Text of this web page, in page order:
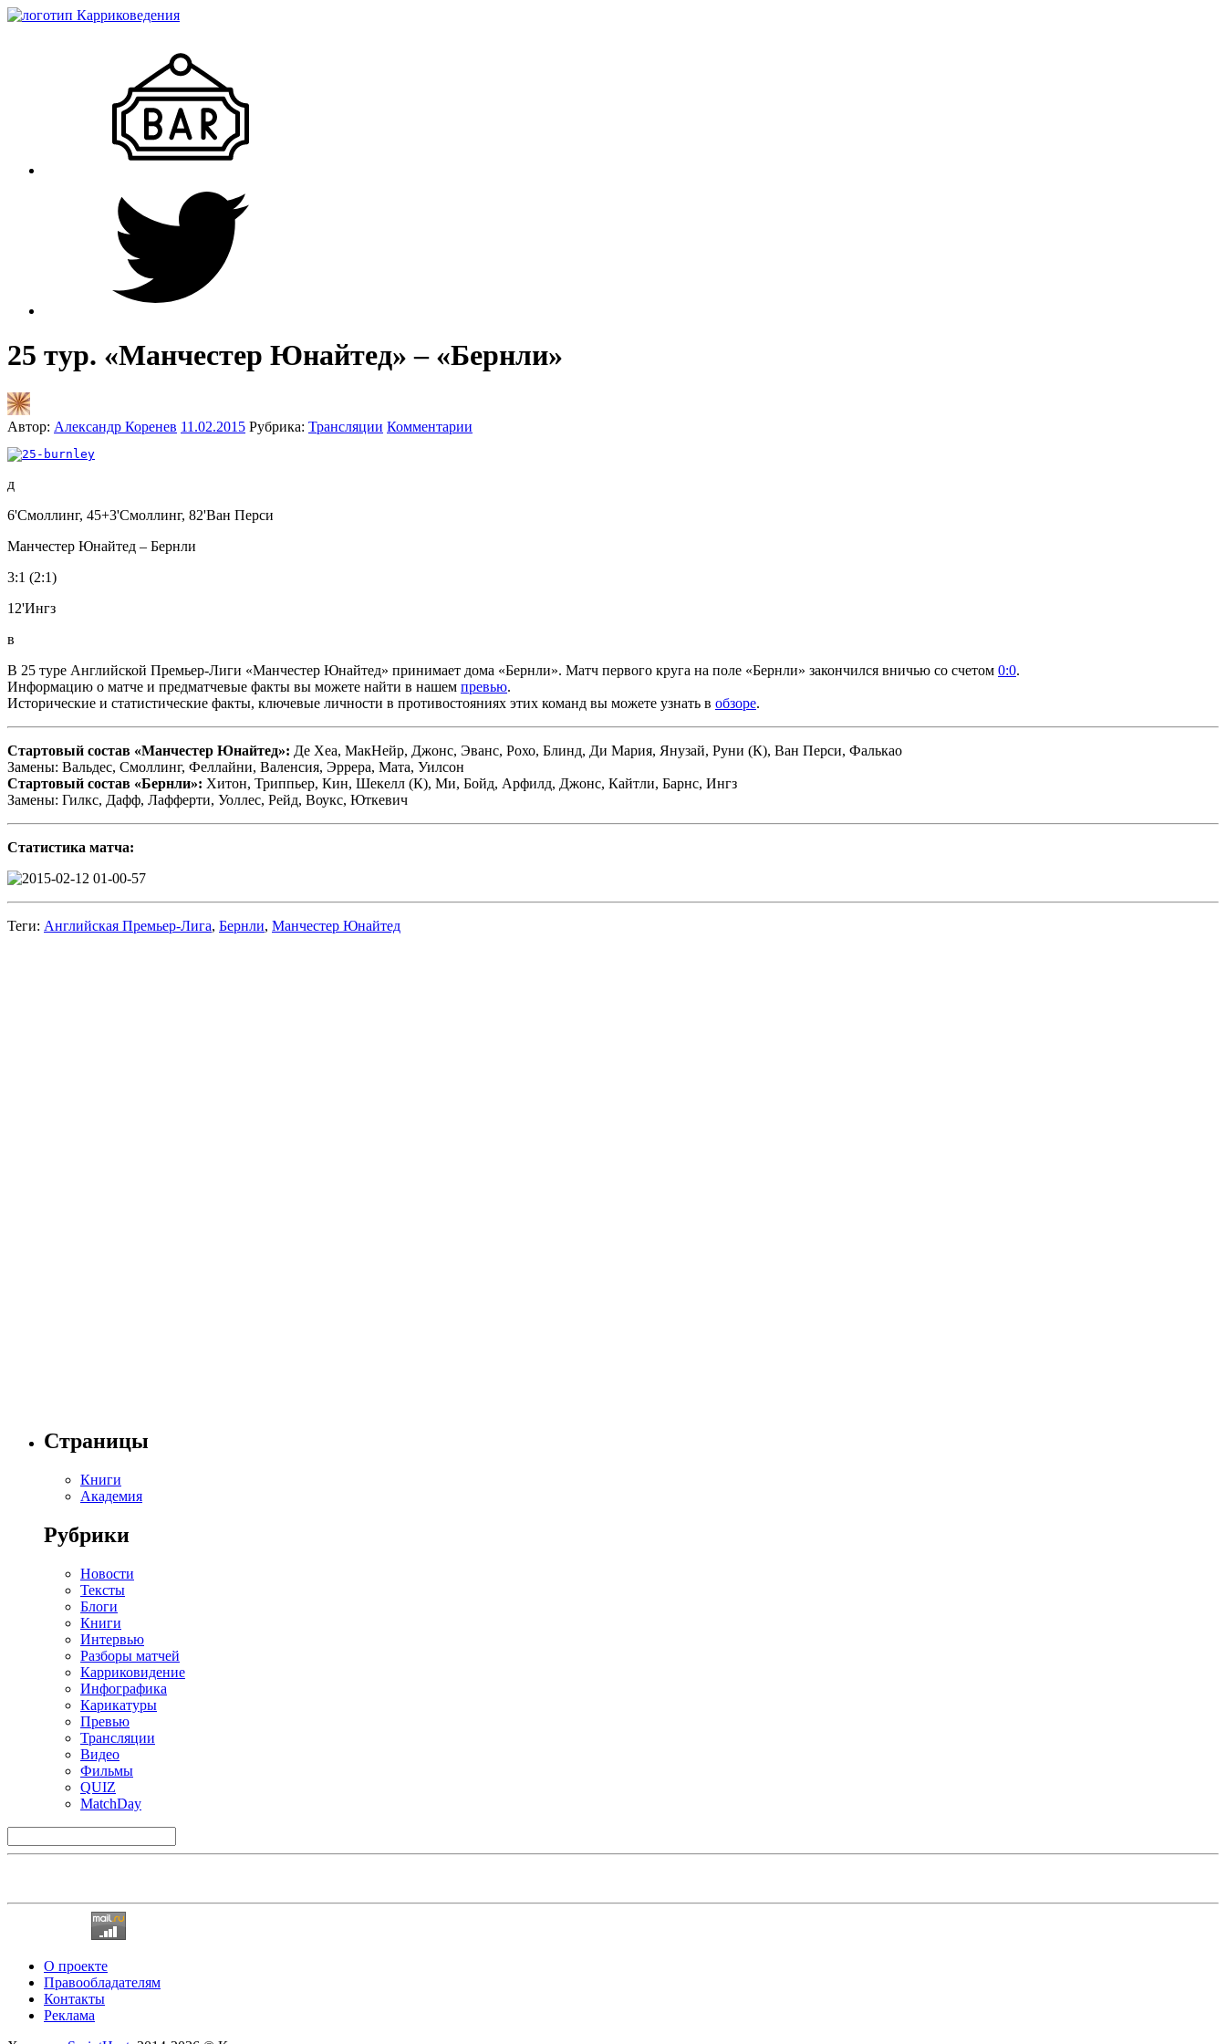
25 тур. «Манчестер Юнайтед» – «Бернли»
Автор: Александр Коренев 11.02.2015 Рубрика: Трансляции Комментарии
д
6'Смоллинг, 45+3'Смоллинг, 82'Ван Перси
Манчестер Юнайтед – Бернли
3:1 (2:1)
12'Ингз
в
В 25 туре Английской Премьер-Лиги «Манчестер Юнайтед» принимает дома «Бернли». Матч первого круга на поле «Бернли» закончился вничью со счетом 0:0.
Информацию о матче и предматчевые факты вы можете найти в нашем превью.
Исторические и статистические факты, ключевые личности в противостояниях этих команд вы можете узнать в обзоре.
Стартовый состав «Манчестер Юнайтед»: Де Хеа, МакНейр, Джонс, Эванс, Рохо, Блинд, Ди Мария, Янузай, Руни (К), Ван Перси, Фалькао
Замены: Вальдес, Смоллинг, Феллайни, Валенсия, Эррера, Мата, Уилсон
Стартовый состав «Бернли»: Хитон, Триппьер, Кин, Шекелл (К), Ми, Бойд, Арфилд, Джонс, Кайтли, Барнс, Ингз
Замены: Гилкс, Дафф, Лафферти, Уоллес, Рейд, Воукс, Юткевич
Статистика матча:
Теги: Английская Премьер-Лига, Бернли, Манчестер Юнайтед
Страницы
Книги
Академия
Рубрики
Новости
Тексты
Блоги
Книги
Интервью
Разборы матчей
Карриковидение
Инфографика
Карикатуры
Превью
Трансляции
Видео
Фильмы
QUIZ
MatchDay
О проекте
Правообладателям
Контакты
Реклама